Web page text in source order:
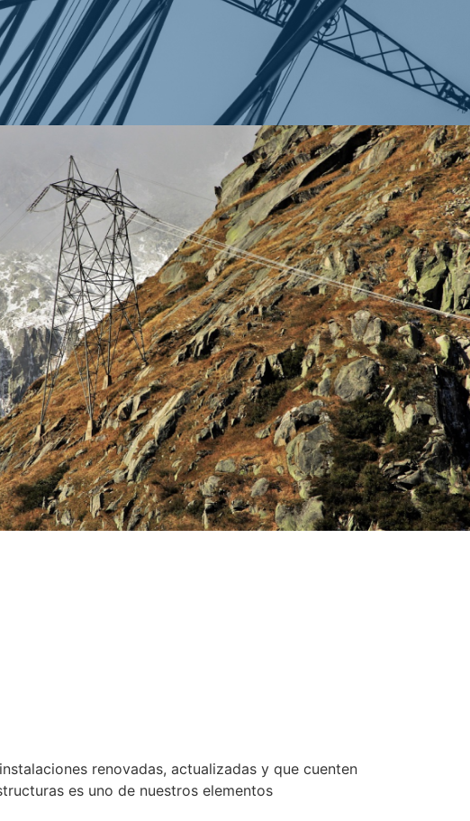
renovadas, actualizadas y que cuenten
es uno de nuestros elementos